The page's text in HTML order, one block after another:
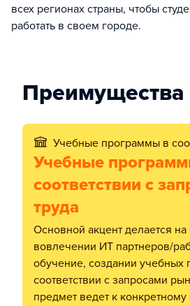
всех регионах страны, чтобы
работать в своем городе.
Преимущества
Учебные программы в
Учебные
соответствии с
труда
Основной акцент делается на практике,
вовлечении ИТ партнеров/
обучение, создании учебных
соответствии с запросами
предмет ведет к